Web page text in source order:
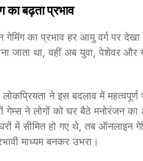
बढ़ता प्रभाव
गेमिंग का प्रभाव हर आयु वर्ग पर
जाता था, वहीं अब युवा, पेशेवर
लोकप्रियता ने इस बदलाव में
गेम्स ने लोगों को घर बैठे मनोरंजन
में सीमित हो गए थे, तब
माध्यम बनकर उभरा।